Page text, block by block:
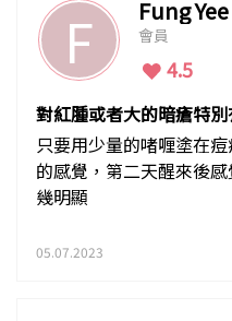
F Fung Yee
會員
4.5
對紅腫或者大的暗瘡特
只要用少量的啫喱塗在
的感覺，第二天醒來後
幾明顯
05.07.2023